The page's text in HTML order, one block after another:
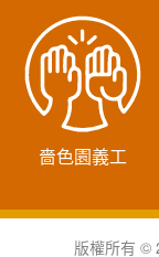
嗇色園義工
版權所有 ©